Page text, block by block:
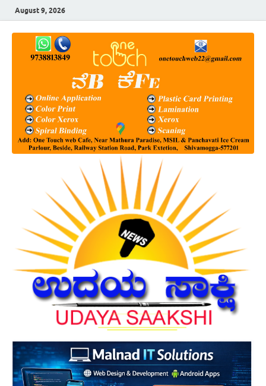
August 9, 2026